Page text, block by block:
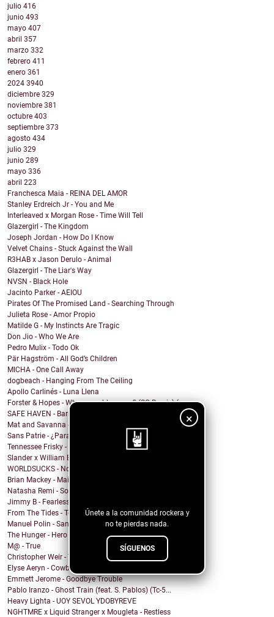
×
Únete a la comunidad rockera y
no te pierdas nada.
SÍGUENOS
julio 416
junio 493
mayo 407
abril 357
marzo 332
febrero 411
enero 361
2024 3940
diciembre 329
noviembre 381
octubre 403
septiembre 373
agosto 434
julio 329
junio 289
mayo 336
abril 223
Franchesca Maia - REINA DEL AMOR
Stanley Erdreich Jr - You and Me
Interleaved x Morgan Rose - Time Will Tell
Glazergirl - The Kingdom
Joseph Jordan - How Do I Know
Velvet Chains - Stuck Against the Wall
R3HAB x Jason Derulo - Animal
Glazergirl - The Liar's Way
NVSN - Black Hole
Jacinto Parker - AEIOU
Pirates Of The Promised Land - Searching Through
Julieta Rose - Amor Propio
Matilde G - My Instincts Are Tragic
Don Jio - Who We Are
Pedro Mulix - Todo Ok
Pär Hagström - All God’s Children
MICHA - One Call Away
dogbeach - Hanging From The Ceiling
Apollo Carlinés - Luna Llena
Forster & Hopes - Where would you go? (SG Remix) (...
SAFE HAVEN - Barry Bandz
Mat and Savanna - Shaw Be Here Now
Sans Patrie - ¿Para Qué?
Tennessee Frisky - Satisfactory Man
Slander x William Black x Jordan Shaw - Keep U War...
WORLDSUCKS - No!/Go!
Brian Mackey - Maintenance Man
Natasha Remi - Soul Speak
Jimmy B - Fearless Lost in a bottle
From The Tides - Toll
Manuel Polin - Santo y Elegía
The Hunger - Hero
M@ - True
Christopher Weir - Ten Feet Tall
Elyse Aeryn - Cowboy
Emmett Jerome - Goodbye Trouble
Pablo Iranzo - Ghost Train (feat. S. Pablos) (Tc-5...
Heavy Lighta - UOY SEVOL YDOBYREVE
NGHTMRE x Liquid Stranger x Mougleta - Restless